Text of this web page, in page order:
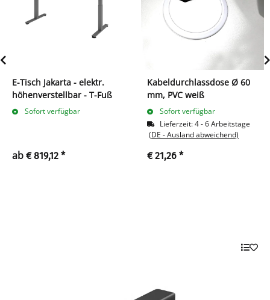
E-Tisch Jakarta - elektr.
höhenverstellbar - T-Fuß
Sofort verfügbar
ab € 819,12 *
Kabeldurchlassdose Ø 60
mm, PVC weiß
Sofort verfügbar
Lieferzeit:4 - 6 Arbeitstage
(DE - Ausland abweichend)
€ 21,26 *